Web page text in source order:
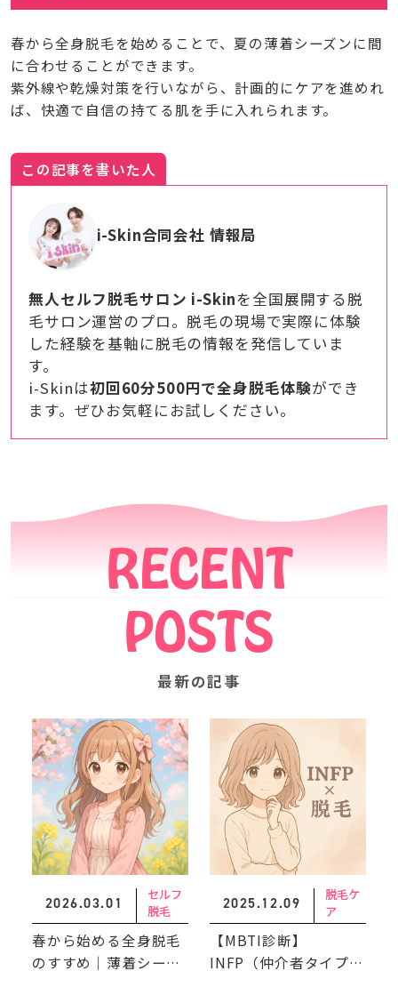
春から全身脱毛を始めることで、夏の薄着シーズンに間
に合わせることができます。
紫外線や乾燥対策を行いながら、計画的にケアを進めれ
ば、快適で自信の持てる肌を手に入れられます。
この記事を書いた人
i-Skin合同会社 情報局
無人セルフ脱毛サロン i-Skinを全国展開する脱
毛サロン運営のプロ。脱毛の現場で実際に体験
した経験を基軸に脱毛の情報を発信していま
す。
i-Skinは初回60分500円で全身脱毛体験ができ
ます。ぜひお気軽にお試しください。
RECENT
POSTS
最新の記事
2026.03.01
セルフ
脱毛
春から始める全身脱毛
のすすめ｜薄着シーズ
2025.12.09
脱毛ケ
ア
【MBTI診断】
INFP（仲介者タイプ）